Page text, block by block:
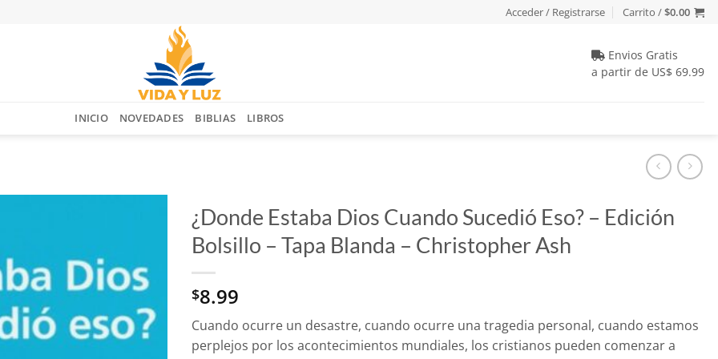
Acceder / Registrarse Carrito /$0.00
Envios Gratis
a partir de US$ 69.99
INICIO NOVEDADES BIBLIAS LIBROS
a la
lista
de
deseos
¿Donde Estaba Dios Cuando Sucedió Eso? – Edición
Bolsillo – Tapa Blanda – Christopher Ash
$8.99
Cuando ocurre un desastre, cuando ocurre una tragedia personal, cuando estamos
perplejos por los acontecimientos mundiales, los cristianos pueden comenzar a